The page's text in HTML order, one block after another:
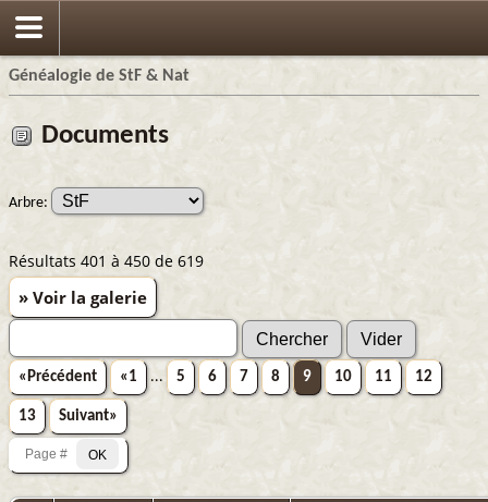
Généalogie de StF & Nat
Documents
Arbre:
Résultats 401 à 450 de 619
» Voir la galerie
«Précédent «1 ... 5 6 7 8 9 10 11 12
13 Suivant»